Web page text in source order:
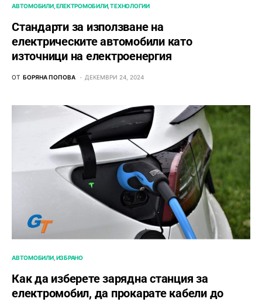
АВТОМОБИЛИ ЕЛЕКТРОМОБИЛИ ТЕХНОЛОГИИ
Стандарти за използване на
електрическите автомобили като
източници на електроенергия
ОТ БОРЯНА ПОПОВА ДЕКЕМВРИ 24, 2024
АВТОМОБИЛИ ИЗБРАНО
Как да изберете зарядна станция за
електромобил, да прокарате кабели до